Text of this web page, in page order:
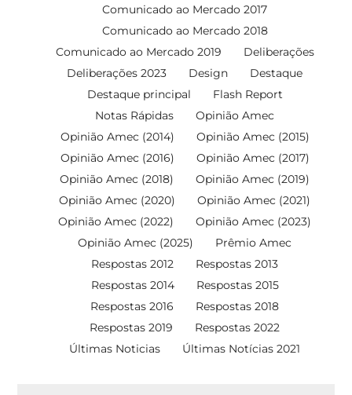
Comunicado ao Mercado 2017
Comunicado ao Mercado 2018
Comunicado ao Mercado 2019
Deliberações
Deliberações 2023
Design
Destaque
Destaque principal
Flash Report
Notas Rápidas
Opinião Amec
Opinião Amec (2014)
Opinião Amec (2015)
Opinião Amec (2016)
Opinião Amec (2017)
Opinião Amec (2018)
Opinião Amec (2019)
Opinião Amec (2020)
Opinião Amec (2021)
Opinião Amec (2022)
Opinião Amec (2023)
Opinião Amec (2025)
Prêmio Amec
Respostas 2012
Respostas 2013
Respostas 2014
Respostas 2015
Respostas 2016
Respostas 2018
Respostas 2019
Respostas 2022
Últimas Noticias
Últimas Notícias 2021